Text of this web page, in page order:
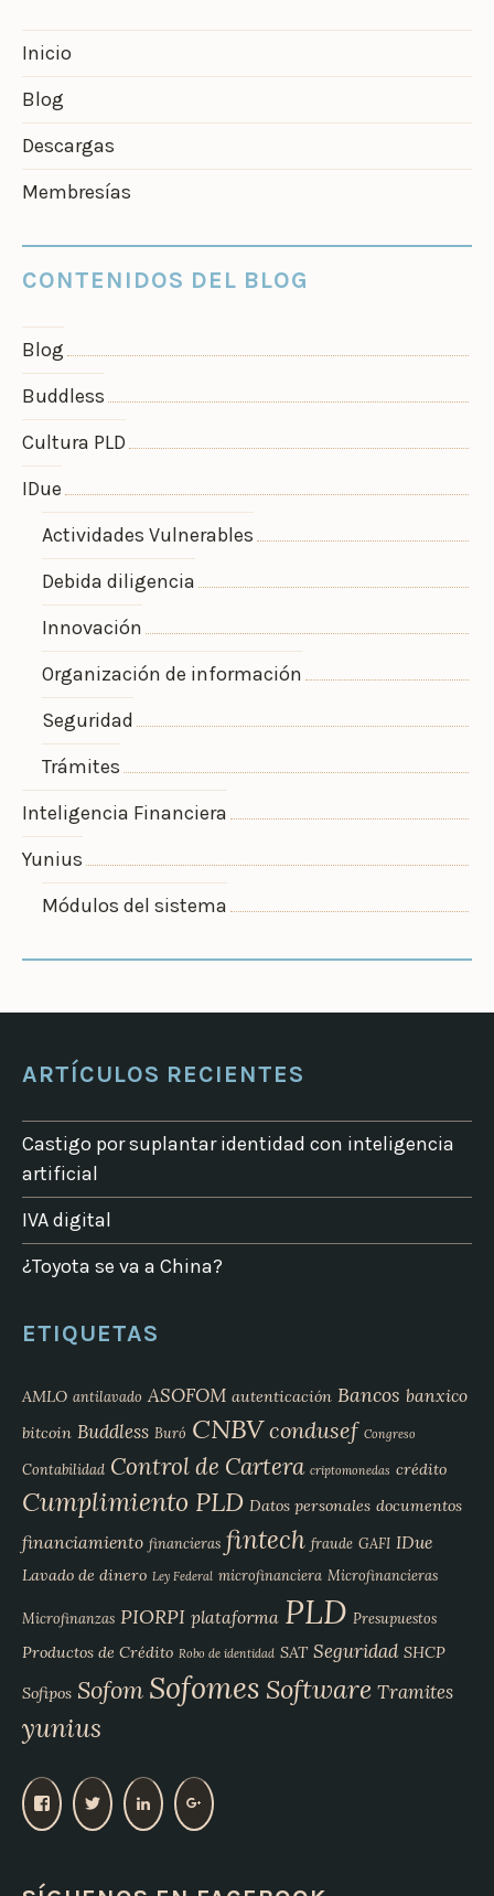
Inicio
Blog
Descargas
Membresías
CONTENIDOS DEL BLOG
Blog
Buddless
Cultura PLD
IDue
Actividades Vulnerables
Debida diligencia
Innovación
Organización de información
Seguridad
Trámites
Inteligencia Financiera
Yunius
Módulos del sistema
ARTÍCULOS RECIENTES
Castigo por suplantar identidad con inteligencia
artificial
IVA digital
¿Toyota se va a China?
ETIQUETAS
AMLO antilavado ASOFOM autenticación Bancos banxico
bitcoin Buddless Buró CNBVcondusef Congreso
Contabilidad Control de Cartera criptomonedas crédito
Cumplimiento PLD Datos personales documentos
financiamiento financieras fintech fraude GAFI IDue
Lavado de dinero Ley Federal microfinanciera Microfinancieras
Microfinanzas PIORPI plataforma PLD Presupuestos
Productos de Crédito Robo de identidad SAT Seguridad SHCP
Sofipos Sofom Sofomes Software Tramites
yunius
V
p
V
V
V